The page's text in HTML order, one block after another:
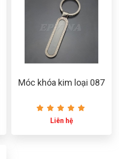
Móc khóa kim loại 087
Liên hệ